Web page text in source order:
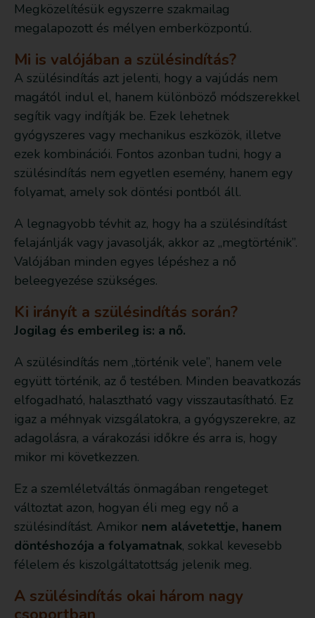
Megközelítésük egyszerre szakmailag
megalapozott és mélyen emberközpontú.
Mi is valójában a szülésindítás?
A szülésindítás azt jelenti, hogy a vajúdás nem
magától indul el, hanem különböző módszerekkel
segítik vagy indítják be. Ezek lehetnek
gyógyszeres vagy mechanikus eszközök, illetve
ezek kombinációi. Fontos azonban tudni, hogy a
szülésindítás nem egyetlen esemény, hanem egy
folyamat, amely sok döntési pontból áll.
A legnagyobb tévhit az, hogy ha a szülésindítást
felajánlják vagy javasolják, akkor az „megtörténik”.
Valójában minden egyes lépéshez a nő
beleegyezése szükséges.
Ki irányít a szülésindítás során?
Jogilag és emberileg is: a nő.
A szülésindítás nem „történik vele”, hanem vele
együtt történik, az ő testében. Minden beavatkozás
elfogadható, halasztható vagy visszautasítható. Ez
igaz a méhnyak vizsgálatokra, a gyógyszerekre, az
adagolásra, a várakozási időkre és arra is, hogy
mikor mi következzen.
Ez a szemléletváltás önmagában rengeteget
változtat azon, hogyan éli meg egy nő a
szülésindítást. Amikor nem alávetettje, hanem
döntéshozója a folyamatnak, sokkal kevesebb
félelem és kiszolgáltatottság jelenik meg.
A szülésindítás okai három nagy